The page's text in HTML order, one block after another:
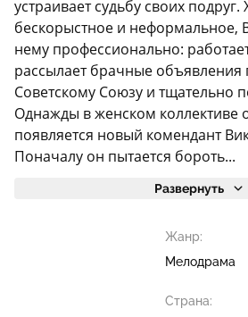
устраивает судьбу своих подруг.
бескорыстное и неформальное,
нему профессионально:
рассылает брачные объявления
Советскому Союзу и тщательно
Однажды в женском коллективе
появляется новый комендант
Поначалу он пытается бороть...
Развернуть
Жанр:
Мелодрама
Страна: